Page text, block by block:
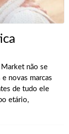
não se
novas marcas
de tudo ele
etário,